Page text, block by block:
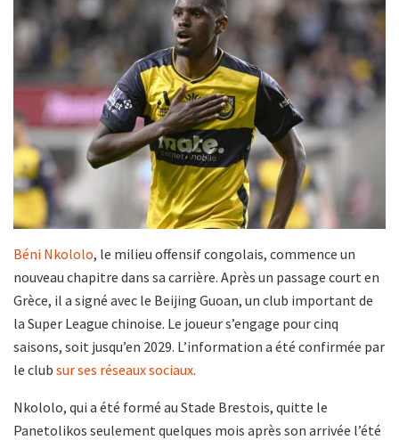
Béni Nkololo, le milieu offensif congolais, commence un
nouveau chapitre dans sa carrière. Après un passage court en
Grèce, il a signé avec le Beijing Guoan, un club important de
la Super League chinoise. Le joueur s’engage pour cinq
saisons, soit jusqu’en 2029. L’information a été confirmée par
le club sur ses réseaux sociaux.
Nkololo, qui a été formé au Stade Brestois, quitte le
Panetolikos seulement quelques mois après son arrivée l’été